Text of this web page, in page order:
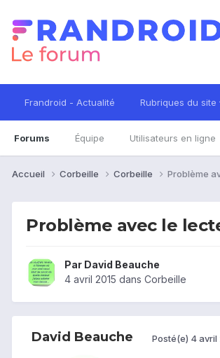
Frandroid - Actualité Rubriques du site
Forums Équipe Utilisateurs en ligne
Accueil Corbeille Corbeille Problème
Problème avec le
Par David Beauche
4 avril 2015 dans Corbeille
David Beauche Posté(e) 4 avril